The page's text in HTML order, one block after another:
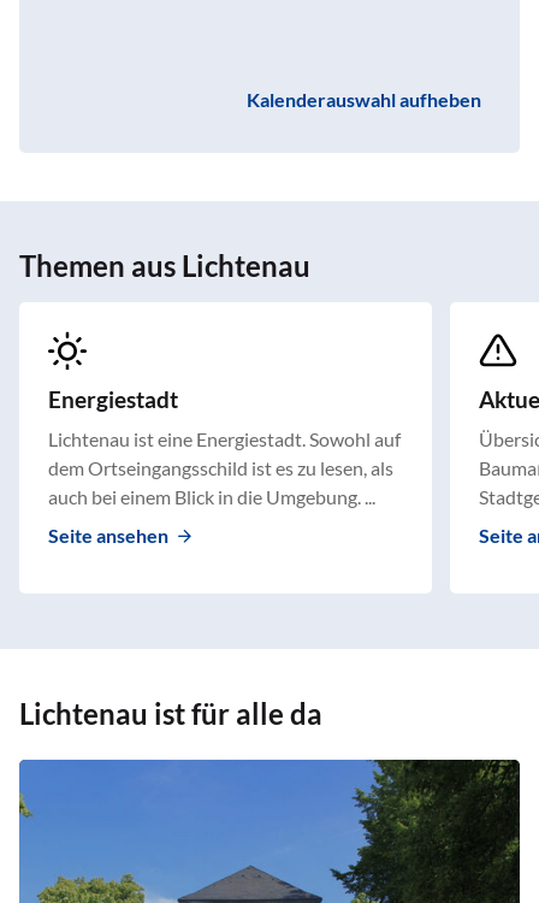
Kalenderauswahl aufheben
Themen aus Lichtenau
Energiestadt
Lichtenau ist eine Energiestadt. Sowohl auf
dem Ortseingangsschild ist es zu lesen, als
auch bei einem Blick in die Umgebung. ...
Seite ansehen
Seite
Lichtenau ist für alle da